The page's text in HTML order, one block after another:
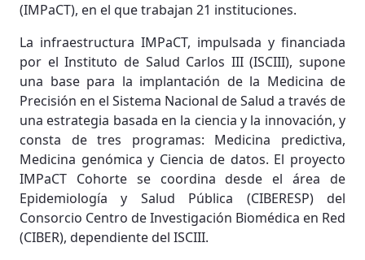
(IMPaCT), en el que trabajan 21 instituciones.
La infraestructura IMPaCT, impulsada y financiada
por el Instituto de Salud Carlos III (ISCIII), supone
una base para la implantación de la Medicina de
Precisión en el Sistema Nacional de Salud a través de
una estrategia basada en la ciencia y la innovación, y
consta de tres programas: Medicina predictiva,
Medicina genómica y Ciencia de datos. El proyecto
IMPaCT Cohorte se coordina desde el área de
Epidemiología y Salud Pública (CIBERESP) del
Consorcio Centro de Investigación Biomédica en Red
(CIBER), dependiente del ISCIII.